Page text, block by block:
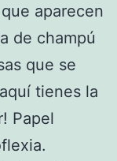
aparecen
de champú
que se
tienes la
Papel